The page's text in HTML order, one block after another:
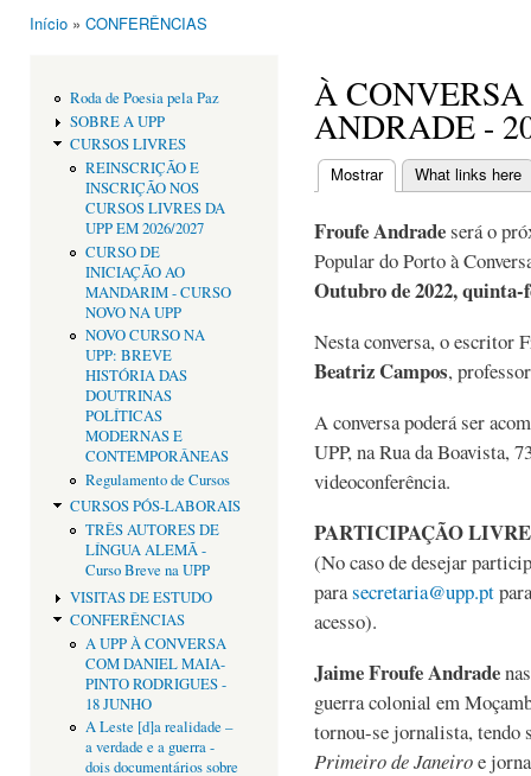
Início » CONFERÊNCIAS
Roda de Poesia pela Paz
SOBRE A UPP
CURSOS LIVRES
REINSCRIÇÃO E
INSCRIÇÃO NOS
CURSOS LIVRES DA
UPP EM 2026/2027
CURSO DE
INICIAÇÃO AO
MANDARIM - CURSO
NOVO NA UPP
NOVO CURSO NA
UPP: BREVE
HISTÓRIA DAS
DOUTRINAS
POLÍTICAS
MODERNAS E
CONTEMPORÂNEAS
Regulamento de Cursos
CURSOS PÓS-LABORAIS
TRÊS AUTORES DE
LÍNGUA ALEMÃ -
Curso Breve na UPP
VISITAS DE ESTUDO
CONFERÊNCIAS
A UPP À CONVERSA
COM DANIEL MAIA-
PINTO RODRIGUES -
18 JUNHO
A Leste [d]a realidade –
a verdade e a guerra -
dois documentários sobre
À
ANDRADE -
Separadores
Mostrar(separador ativo)
What links here
Froufe Andradeserá o
Popular do Porto à
Outubro de 2022, quinta-
Nesta conversa, o escritor
Beatriz Campos,
A conversa poderá ser
UPP, na Rua da Boavista,
videoconferência.
PARTICIPAÇÃO LIVRE
(No caso de desejar
parasecretaria@upp.pt
acesso).
Jaime Froufe Andrade
guerra colonial em
tornou-se jornalista, tendo
Primeiro de Janeiroe